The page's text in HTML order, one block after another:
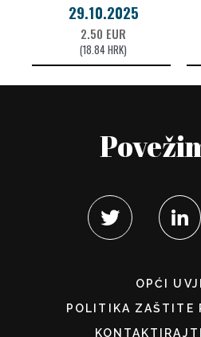
29.10.2025
2.50 EUR
(18.84 HRK)
OPĆI
POLITIKA ZAŠTITE